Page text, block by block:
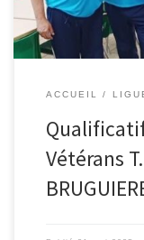
ACCUEIL
Vétérans